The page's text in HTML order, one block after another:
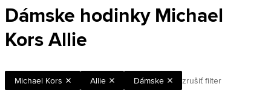
Dámske hodinky Michael
Kors Allie
Michael Kors Allie Dámske zrušiť filter